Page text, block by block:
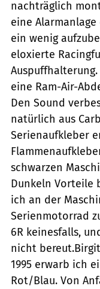
nachträglich
eine
ein wenig
eloxierte
eine Ram-Air-
Den Sound
natürlich aus
Serienaufkleber
schwarzen
Dunkeln Vorteile
ich an der
Serienmotorrad
6R keinesfalls,
nicht
1995 erwarb ich
Rot/Blau. Von